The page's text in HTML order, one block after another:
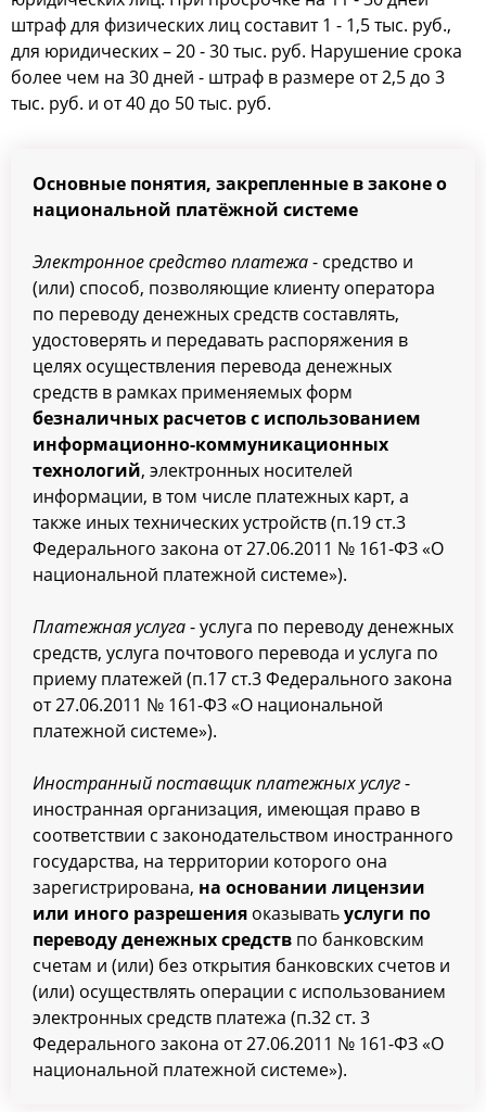
штраф для физических лиц составит 1 - 1,5 тыс. руб.,
для юридических – 20 - 30 тыс. руб. Нарушение срока
более чем на 30 дней - штраф в размере от 2,5 до 3
тыс. руб. и от 40 до 50 тыс. руб.
Основные понятия, закрепленные в законе о
национальной платёжной системе
Электронное средство платежа- средство и
(или) способ, позволяющие клиенту оператора
по переводу денежных средств составлять,
удостоверять и передавать распоряжения в
целях осуществления перевода денежных
средств в рамках применяемых форм
безналичных расчетов с использованием
информационно-коммуникационных
технологий, электронных носителей
информации, в том числе платежных карт, а
также иных технических устройств (п.19 ст.3
Федерального закона от 27.06.2011 № 161-ФЗ «О
национальной платежной системе»).
Платежная услуга- услуга по переводу денежных
средств, услуга почтового перевода и услуга по
приему платежей (п.17 ст.3 Федерального закона
от 27.06.2011 № 161-ФЗ «О национальной
платежной системе»).
Иностранный поставщик платежных услуг-
иностранная организация, имеющая право в
соответствии с законодательством иностранного
государства, на территории которого она
зарегистрирована, на основании лицензии
или иного разрешения оказыватьуслуги по
переводу денежных средств по банковским
счетам и (или) без открытия банковских счетов и
(или) осуществлять операции с использованием
электронных средств платежа (п.32 ст. 3
Федерального закона от 27.06.2011 № 161-ФЗ «О
национальной платежной системе»).